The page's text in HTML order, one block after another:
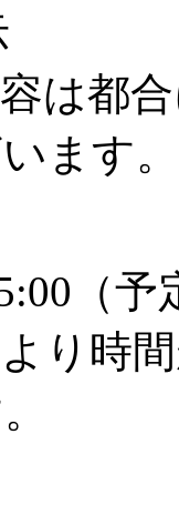
は都
ます。
（予
り時